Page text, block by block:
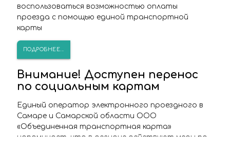
воспользоваться возможностью оплаты
проезда с помощью единой транспортной
карты
ПОДРОБНЕЕ...
Внимание! Доступен перенос
по социальным картам
Единый оператор электронного проездного в
Самаре и Самарской области ООО
«Объединенная транспортная карта»
напоминает, что в регионе действуют меры по